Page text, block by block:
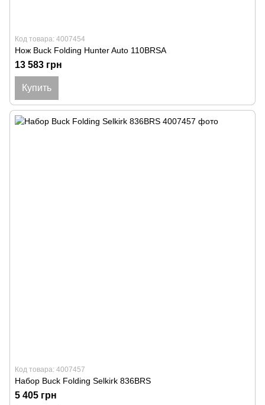
Код товара: 4007454
Нож Buck Folding Hunter Auto 110BRSA
13 583 грн
Купить
Код товара: 4007457
Набор Buck Folding Selkirk 836BRS
5 405 грн